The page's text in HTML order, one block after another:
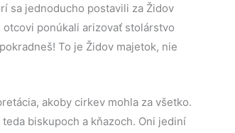
sa jednoducho postavili za Židov
ponúkali arizovať stolárstvo
To je Židov majetok, nie
akoby cirkev mohla za všetko.
biskupoch a kňazoch. Oni jediní